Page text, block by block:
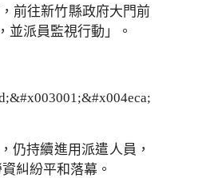
前往新竹縣政府大門前
並派員監視行動」。
仍持續進用派遣人員，
糾紛平和落幕。